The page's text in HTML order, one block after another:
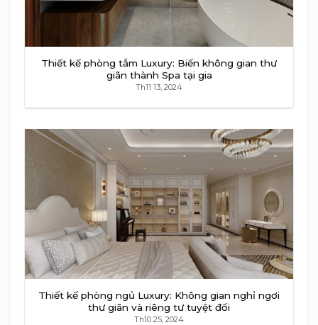
Thiết kế phòng tắm Luxury: Biến không gian thư
giãn thành Spa tại gia
Th11 13, 2024
Thiết kế phòng ngủ Luxury: Không gian nghỉ ngơi
thư giãn và riêng tư tuyệt đối
Th10 25, 2024